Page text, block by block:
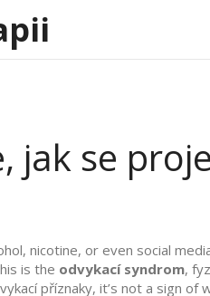
jak se
nicotine, or even social
is the odvykací syndrom,
příznaky, it’s not a sign of